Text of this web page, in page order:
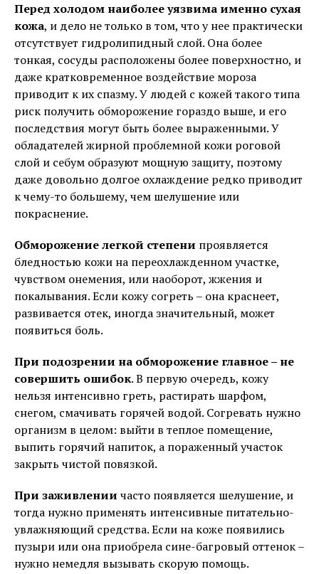
Перед холодом наиболее уязвима именно сухая
кожа, и дело не только в том, что у нее практически
отсутствует гидролипидный слой. Она более
тонкая, сосуды расположены более поверхностно, и
даже кратковременное воздействие мороза
приводит к их спазму. У людей с кожей такого типа
риск получить обморожение гораздо выше, и его
последствия могут быть более выраженными. У
обладателей жирной проблемной кожи роговой
слой и себум образуют мощную защиту, поэтому
даже довольно долгое охлаждение редко приводит
к чему-то большему, чем шелушение или
покраснение.
Обморожение легкой степени проявляется
бледностью кожи на переохлажденном участке,
чувством онемения, или наоборот, жжения и
покалывания. Если кожу согреть – она краснеет,
развивается отек, иногда значительный, может
появиться боль.
При подозрении на обморожение главное – не
совершить ошибок. В первую очередь, кожу
нельзя интенсивно греть, растирать шарфом,
снегом, смачивать горячей водой. Согревать нужно
организм в целом: выйти в теплое помещение,
выпить горячий напиток, а пораженный участок
закрыть чистой повязкой.
При заживлении часто появляется шелушение, и
тогда нужно применять интенсивные питательно-
увлажняющий средства. Если на коже появились
пузыри или она приобрела сине-багровый оттенок –
нужно немедля вызывать скорую помощь.